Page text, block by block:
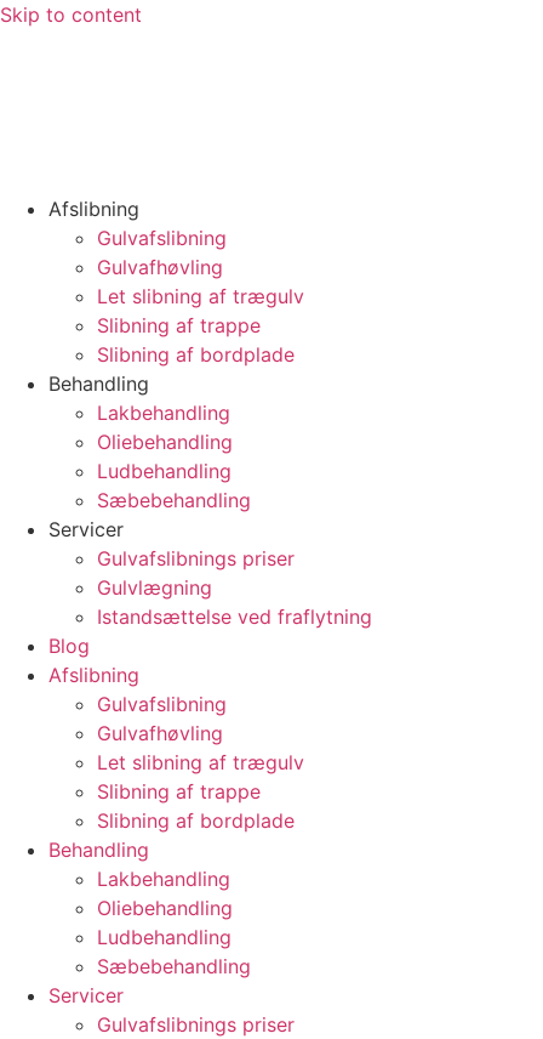
Skip to content
Afslibning
Gulvafslibning
Gulvafhøvling
Let slibning af trægulv
Slibning af trappe
Slibning af bordplade
Behandling
Lakbehandling
Oliebehandling
Ludbehandling
Sæbebehandling
Servicer
Gulvafslibnings priser
Gulvlægning
Istandsættelse ved fraflytning
Blog
Afslibning
Gulvafslibning
Gulvafhøvling
Let slibning af trægulv
Slibning af trappe
Slibning af bordplade
Behandling
Lakbehandling
Oliebehandling
Ludbehandling
Sæbebehandling
Servicer
Gulvafslibnings priser